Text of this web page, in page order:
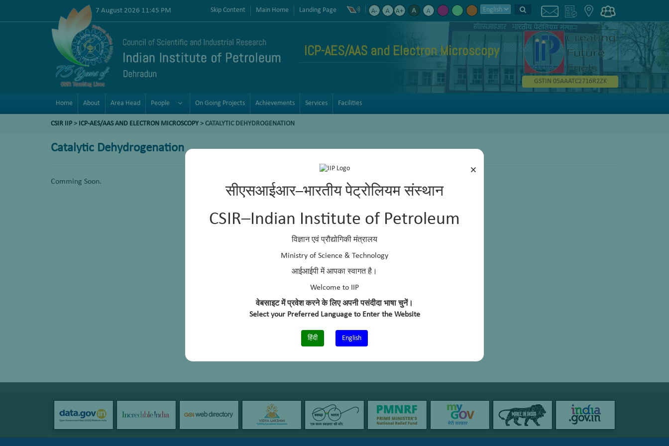
×
सीएसआईआर–भारतीय पेट्रोलियम संस्थान
CSIR–Indian Institute of Petroleum
विज्ञान एवं प्रौद्योगिकी मंत्रालय
Ministry of Science & Technology
आईआईपी में आपका स्वागत है।
Welcome to IIP
वेबसाइट में प्रवेश करने के लिए अपनी पसंदीदा भाषा चुनें।
Select your Preferred Language to Enter the Website
हिंदी English
7 August 2026 11:45 PM Skip Content Main Home Landing Page
ICP-AES/AAS and Electron Microscopy
GSTIN 05AAATC2716R2ZK
Home About Area Head People On Going Projects Achievements Services Facilities
CSIR IIP > ICP-AES/AAS AND ELECTRON MICROSCOPY > CATALYTIC DEHYDROGENATION
Catalytic Dehydrogenation
Comming Soon.